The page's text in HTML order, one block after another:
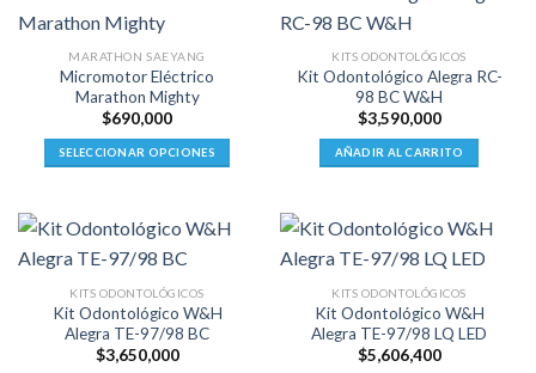
MARATHON SAEYANG
Micromotor Eléctrico
Marathon Mighty
$690,000
SELECCIONAR OPCIONES
tiene
múltiples
Las
opciones
se
KITS ODONTOLÓGICOS
Kit Odontológico Alegra RC-
98 BC W&H
$3,590,000
AÑADIR AL CARRITO
KITS ODONTOLÓGICOS
Kit Odontológico W&H
Alegra TE-97/98 BC
$3,650,000
KITS ODONTOLÓGICOS
Kit Odontológico W&H
Alegra TE-97/98 LQ LED
$5,606,400